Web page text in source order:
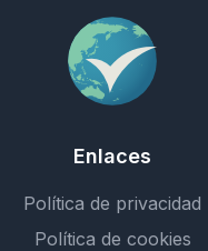
Enlaces
Política de privacidad
Política de cookies